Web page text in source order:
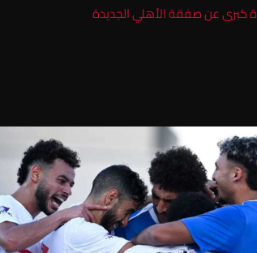
كبرى عن صفقة الأهلي الجديدة